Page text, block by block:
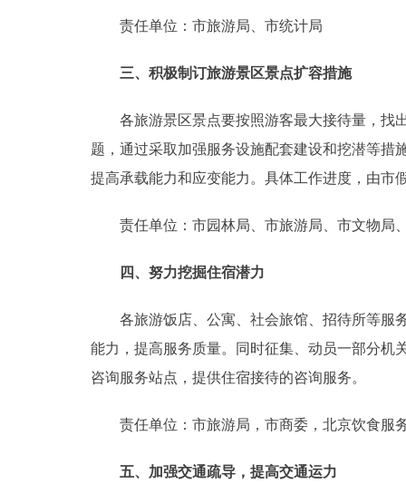
责任单位：市旅游局、市统计局
三、积极制订旅游景区景点扩容措施
各旅游景区景点要按照游客最大接待量，找出
题，通过采取加强服务设施配套建设和挖潜等措
提高承载能力和应变能力。具体工作进度，由市
责任单位：市园林局、市旅游局、市文物局、
四、努力挖掘住宿潜力
各旅游饭店、公寓、社会旅馆、招待所等服务
能力，提高服务质量。同时征集、动员一部分机
咨询服务站点，提供住宿接待的咨询服务。
责任单位：市旅游局，市商委，北京饮食服
五、加强交通疏导，提高交通运力